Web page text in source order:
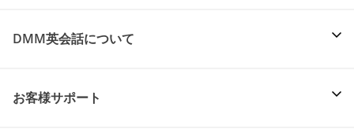
DMM英会話について
お客様サポート